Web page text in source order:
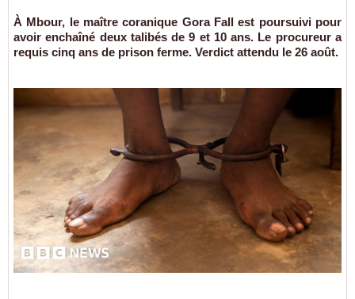
À Mbour, le maître coranique Gora Fall est poursuivi pour
avoir enchaîné deux talibés de 9 et 10 ans. Le procureur a
requis cinq ans de prison ferme. Verdict attendu le 26 août.